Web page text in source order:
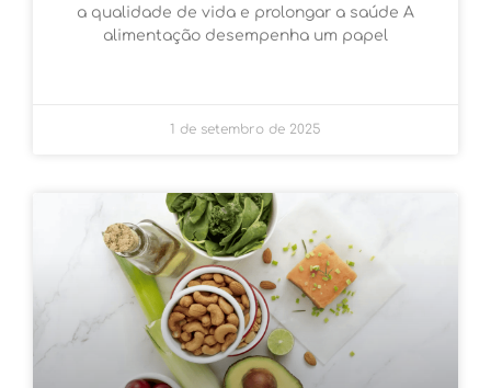
a qualidade de vida e prolongar a saúde A
alimentação desempenha um papel
1 de setembro de 2025